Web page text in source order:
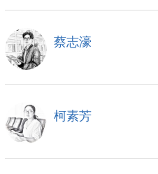
蔡志濠
柯素芳